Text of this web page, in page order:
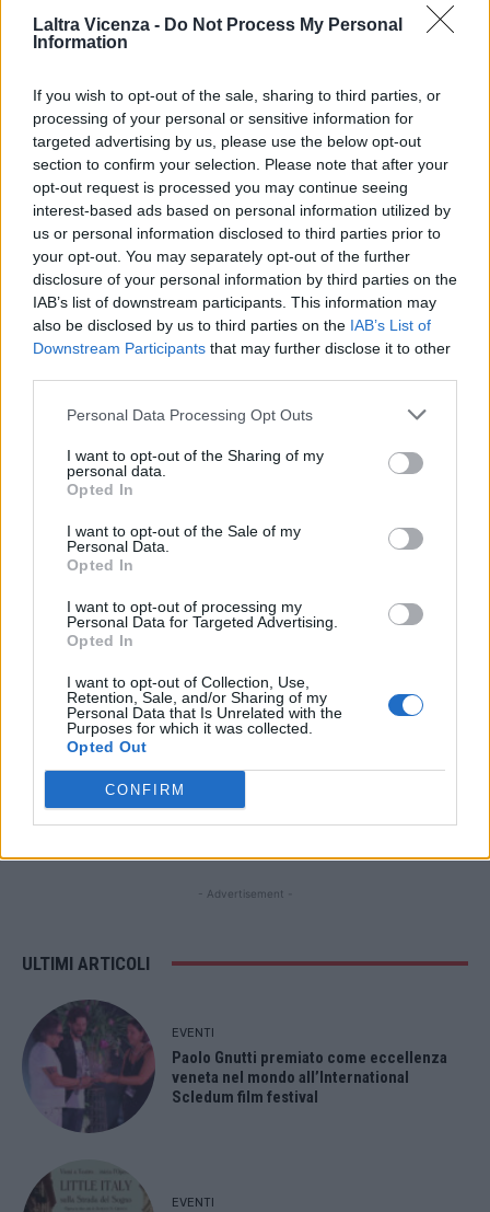
Laltra Vicenza - Do Not Process My Personal
Information
If you wish to opt-out of the sale, sharing to third parties, or
processing of your personal or sensitive information for
targeted advertising by us, please use the below opt-out
section to confirm your selection. Please note that after your
opt-out request is processed you may continue seeing
interest-based ads based on personal information utilized by
us or personal information disclosed to third parties prior to
your opt-out. You may separately opt-out of the further
disclosure of your personal information by third parties on the
IAB’s list of downstream participants. This information may
also be disclosed by us to third parties on the IAB’s List of
Downstream Participants that may further disclose it to other
Personal Data Processing Opt Outs
I want to opt-out of the Sharing of my
personal data.
Opted In
I want to opt-out of the Sale of my
Personal Data.
Opted In
I want to opt-out of processing my
Personal Data for Targeted Advertising.
Opted In
I want to opt-out of Collection, Use,
Retention, Sale, and/or Sharing of my
Personal Data that Is Unrelated with the
Purposes for which it was collected.
Opted Out
CONFIRM
circa 15 km, progettato per minimizzare l’impatto ambientale e
paesaggistico. Analogamente, in Sicilia, la stazione sarà connessa
10 km.
– foto ufficio stampa Terna –
(ITALPRESS).
TAGS Italpress TopNewsItalia
Facebook Twitter
ARTICOLO PRECEDENTE
Terna, completata la posa del
ramo est del Tyrrhenian Link
ARTICOLO SUCCESSIVO
Terna, completata la posa del
STAY CONNECTED
Fans Follower
- Advertisement -
- Advertisement -
ULTIMI ARTICOLI
EVENTI
Paolo Gnutti premiato come eccellenza
veneta nel mondo all’International
Scledum film festival
EVENTI